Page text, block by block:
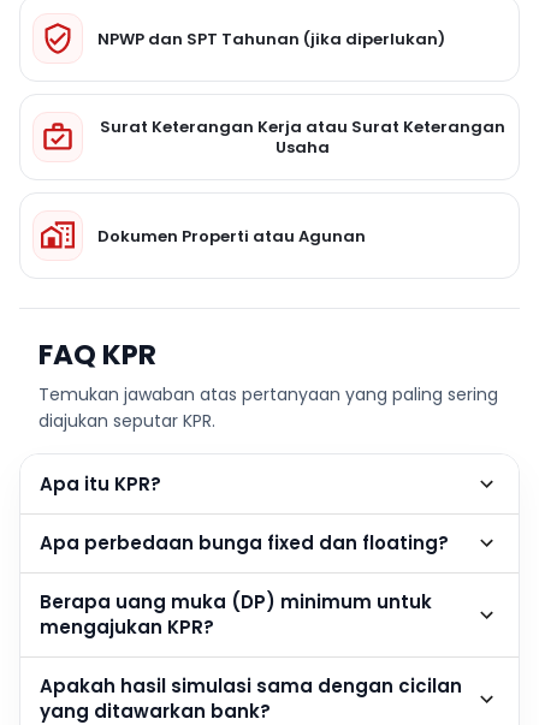
NPWP dan SPT Tahunan (jika diperlukan)
Surat Keterangan Kerja atau Surat Keterangan
Usaha
Dokumen Properti atau Agunan
FAQ KPR
Temukan jawaban atas pertanyaan yang paling sering
diajukan seputar KPR.
Apa itu KPR?
Apa perbedaan bunga fixed dan floating?
Berapa uang muka (DP) minimum untuk
mengajukan KPR?
Apakah hasil simulasi sama dengan cicilan
yang ditawarkan bank?